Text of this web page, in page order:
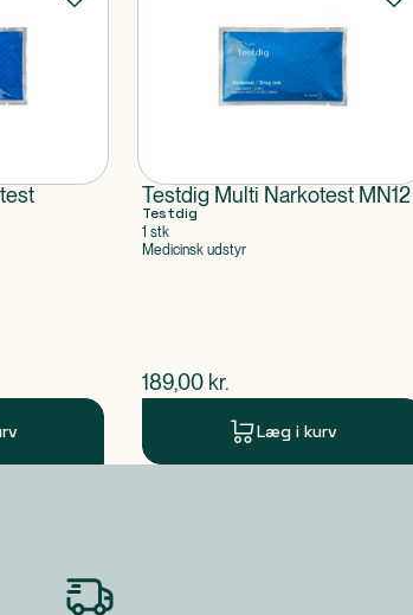
Testdig Multi Narkotest MN12
Testdig
1 stk
Medicinsk udstyr
$nuværende pris
189,00 kr.
Læg i kurv